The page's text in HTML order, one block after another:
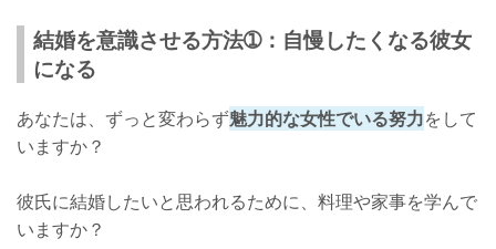
結婚を意識させる方法➀：自慢したくなる彼女
になる
あなたは、ずっと変わらず魅力的な女性でいる努力をして
いますか？
彼氏に結婚したいと思われるために、料理や家事を学んで
いますか？